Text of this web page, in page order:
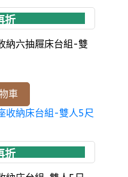
折
納六抽屜床台組-雙
車
折